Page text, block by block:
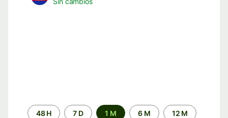
Periodo48 H 7 D 1 M 6 M 12 M